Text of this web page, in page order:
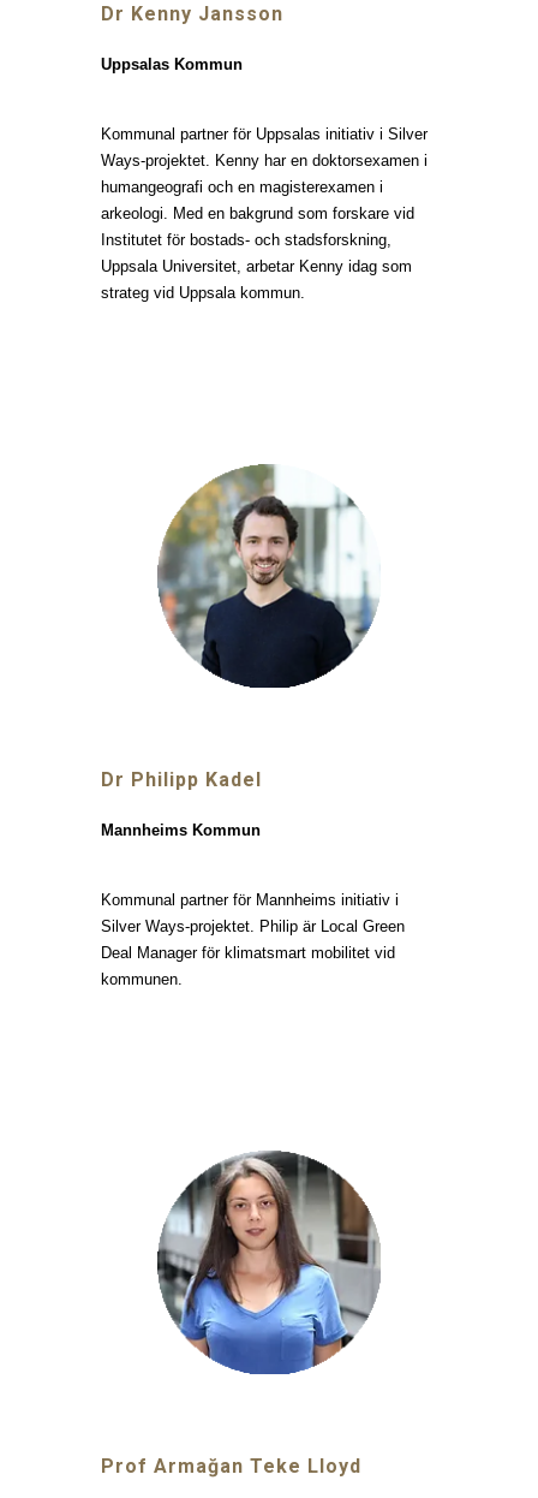
Dr Kenny Jansson
Uppsalas Kommun
Kommunal partner för Uppsalas initiativ i Silver
Ways-projektet. Kenny har en doktorsexamen i
humangeografi och en magisterexamen i
arkeologi. Med en bakgrund som forskare vid
Institutet för bostads- och stadsforskning,
Uppsala Universitet, arbetar Kenny idag som
strateg vid Uppsala kommun.
Dr Philipp Kadel
Mannheims Kommun
Kommunal partner för Mannheims initiativ i
Silver Ways-projektet. Philip är Local Green
Deal Manager för klimatsmart mobilitet vid
kommunen.
ProfArmağan Teke Lloyd